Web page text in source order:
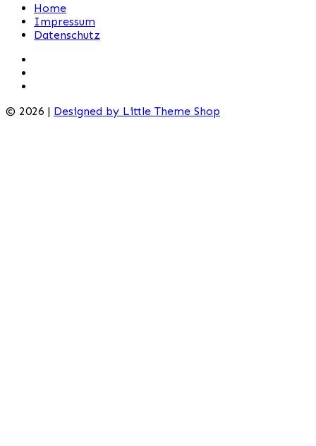
Home
Impressum
Datenschutz
© 2026 | Designed by Little Theme Shop